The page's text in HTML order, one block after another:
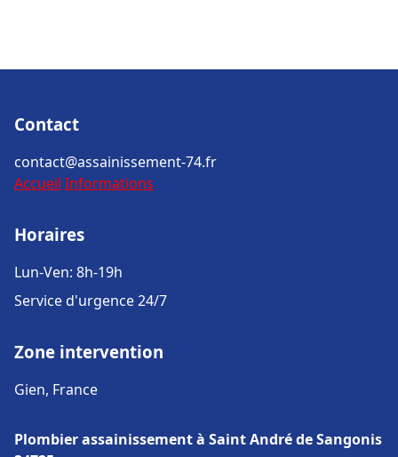
Contact
contact@assainissement-74.fr
Accueil Informations
Horaires
Lun-Ven: 8h-19h
Service d'urgence 24/7
Zone intervention
Gien, France
Plombier assainissement à Saint André de Sangonis